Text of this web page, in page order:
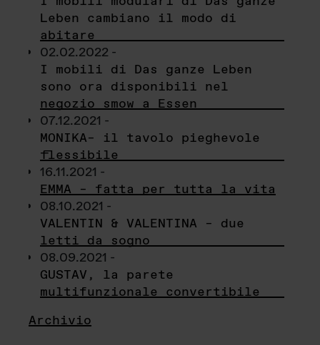
Leben cambiano il modo di
abitare
02.02.2022 -
I mobili di Das ganze Leben
sono ora disponibili nel
negozio smow a Essen
07.12.2021 -
MONIKA– il tavolo pieghevole
flessibile
16.11.2021 -
EMMA – fatta per tutta la vita
08.10.2021 -
VALENTIN & VALENTINA – due
letti da sogno
08.09.2021 -
GUSTAV, la parete
multifunzionale convertibile
Archivio